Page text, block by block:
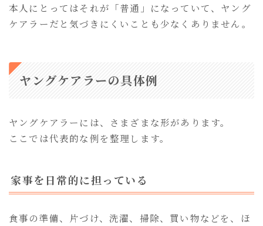
本人にとってはそれが「普通」になっていて、ヤング
ケアラーだと気づきにくいことも少なくありません。
ヤングケアラーの具体例
ヤングケアラーには、さまざまな形があります。
ここでは代表的な例を整理します。
家事を日常的に担っている
食事の準備、片づけ、洗濯、掃除、買い物などを、ほ